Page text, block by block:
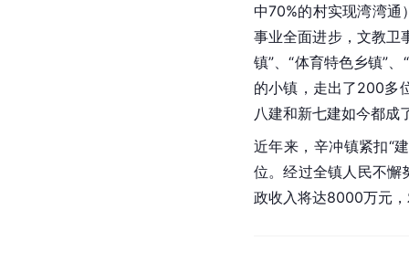
中70%的村实现湾湾通
事业全面进步，文教卫
镇”、“体育特色乡镇”、“
的小镇，走出了200多
八建和新七建如今都成
近年来，辛冲镇紧扣“
位。经过全镇人民不
政收入将达8000万元